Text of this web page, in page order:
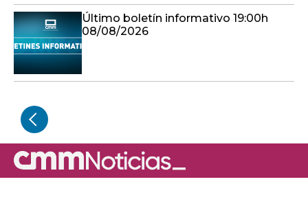
Último boletín informativo 19:00h
08/08/2026